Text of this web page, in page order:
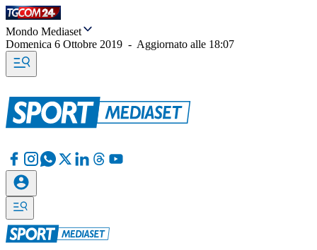
Mondo Mediaset
Domenica 6 Ottobre 2019 - Aggiornato alle 18:07